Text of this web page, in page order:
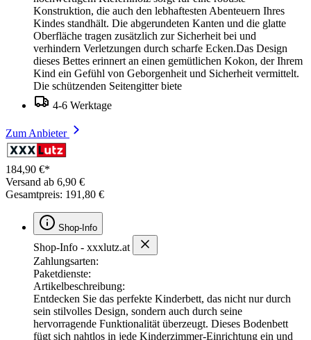
Konstruktion, die auch den lebhaftesten Abenteuern Ihres
Kindes standhält. Die abgerundeten Kanten und die glatte
Oberfläche tragen zusätzlich zur Sicherheit bei und
verhindern Verletzungen durch scharfe Ecken.Das Design
dieses Bettes erinnert an einen gemütlichen Kokon, der Ihrem
Kind ein Gefühl von Geborgenheit und Sicherheit vermittelt.
Die schützenden Seitengitter biete
4-6 Werktage
Zum Anbieter
184,90 €*
Versand ab 6,90 €
Gesamtpreis: 191,80 €
Shop-Info
Shop-Info - xxxlutz.at
Zahlungsarten:
Paketdienste:
Artikelbeschreibung:
Entdecken Sie das perfekte Kinderbett, das nicht nur durch
sein stilvolles Design, sondern auch durch seine
hervorragende Funktionalität überzeugt. Dieses Bodenbett
fügt sich nahtlos in jede Kinderzimmer-Einrichtung ein und